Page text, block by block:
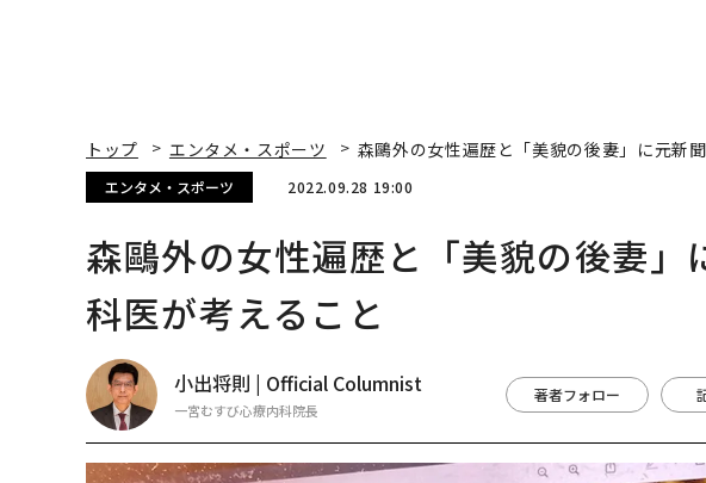
トップ エンタメ・スポーツ 森鷗外の女性遍歴と「美貌の後妻」に元新
エンタメ・スポーツ 2022.09.28 19:00
森鷗外の女性遍歴と「美貌の後妻」
科医が考えること
小出将則 | Official Columnist
一宮むすび心療内科院長
著者フォロー